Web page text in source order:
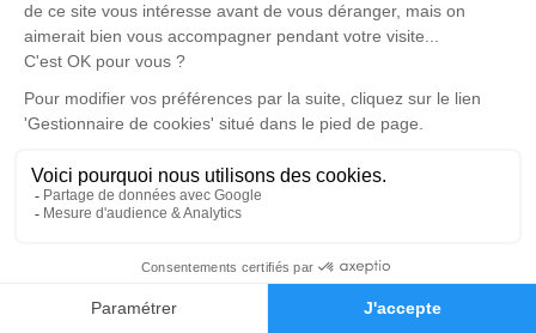
Faire-part Hommages
Un service de plantation d’arbre hommage est
disponible ici.
Je rends hommage
Cérémonie religieuse
Eglise du Père Antoine Chevrier de Saint-Fons
5 Avenue Aristide Briand